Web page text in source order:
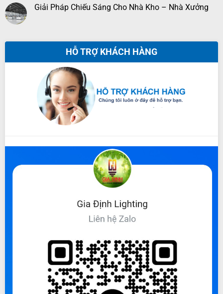
Giải Pháp Chiếu Sáng Cho Nhà Kho – Nhà Xưởng
HỖ TRỢ KHÁCH HÀNG